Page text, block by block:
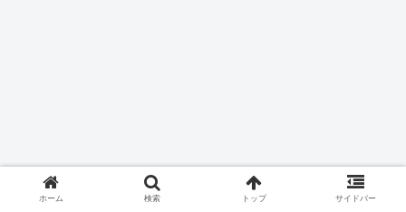
ホーム 検索 トップ サイドバー